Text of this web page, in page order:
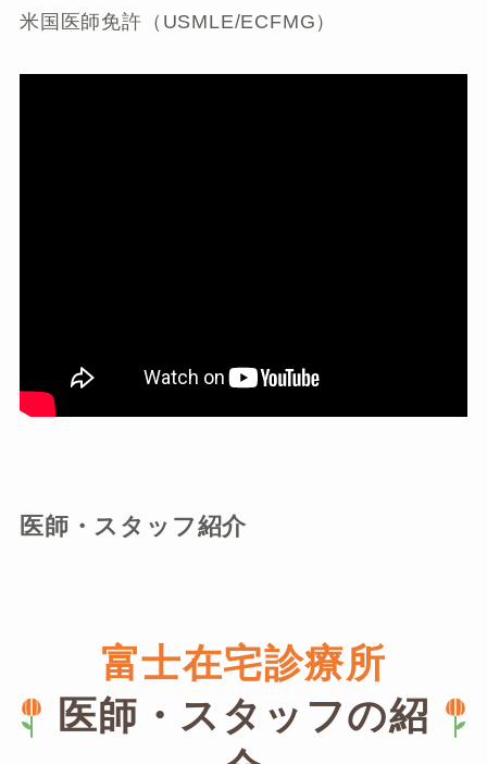
米国医師免許（USMLE/ECFMG）
医師・スタッフ紹介
富士在宅診療所
医師・スタッフの紹